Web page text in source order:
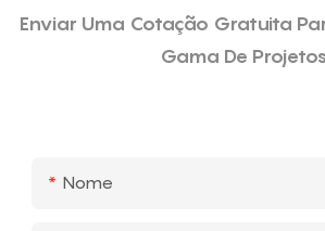
Enviar Uma Cotação Gratuita
Gama De Projetos
Nome